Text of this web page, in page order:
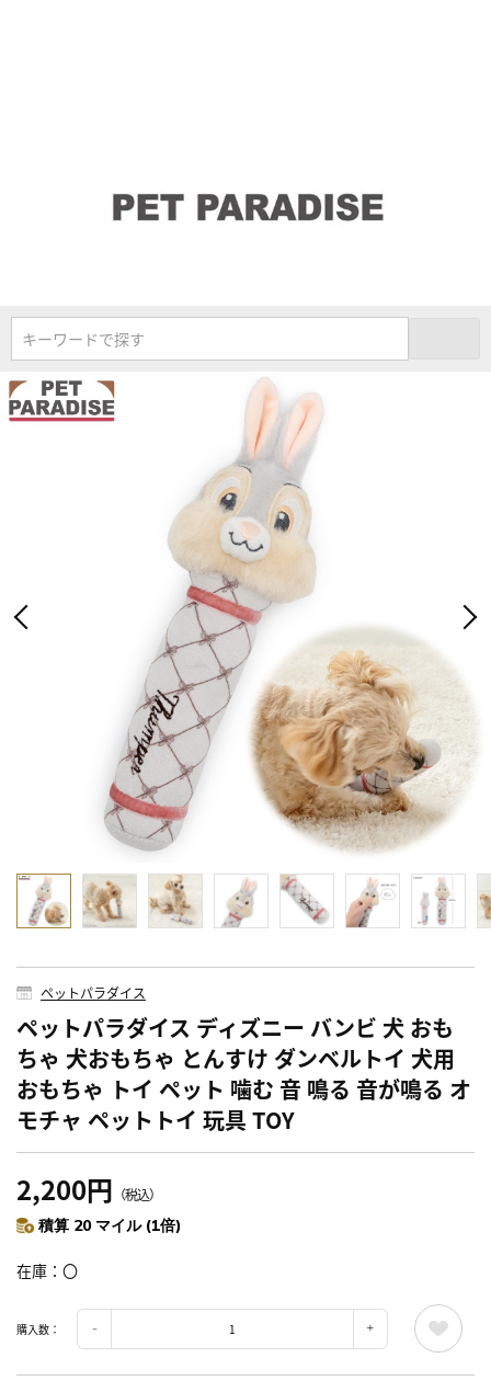
キーワードで探す
ペットパラダイス
ペットパラダイス ディズニー バンビ 犬 おも
ちゃ 犬おもちゃ とんすけ ダンベルトイ 犬用
おもちゃ トイ ペット 噛む 音 鳴る 音が鳴る オ
モチャ ペットトイ 玩具 TOY
2,200円 （税込）
積算 20 マイル (1倍)
在庫 〇
購入数：